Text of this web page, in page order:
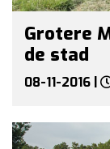
Grotere
de stad
08-11-2016 |